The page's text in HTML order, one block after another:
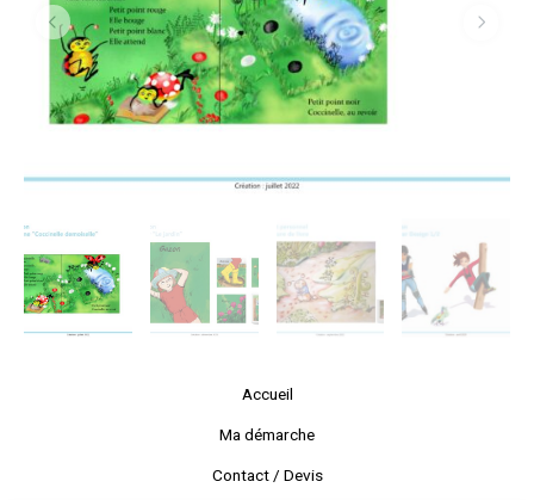
Accueil
Ma démarche
Contact / Devis